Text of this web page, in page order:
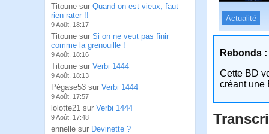
Titoune sur Quand on est vieux, faut
rien rater !!
9 Août, 18:17
Titoune sur Si on ne veut pas finir
comme la grenouille !
9 Août, 18:16
Titoune sur Verbi 1444
9 Août, 18:13
Pégase53 sur Verbi 1444
9 Août, 17:57
lolotte21 sur Verbi 1444
9 Août, 17:48
ennelle sur Devinette ?
Actualité
Rebonds :
Cette BD
créant une